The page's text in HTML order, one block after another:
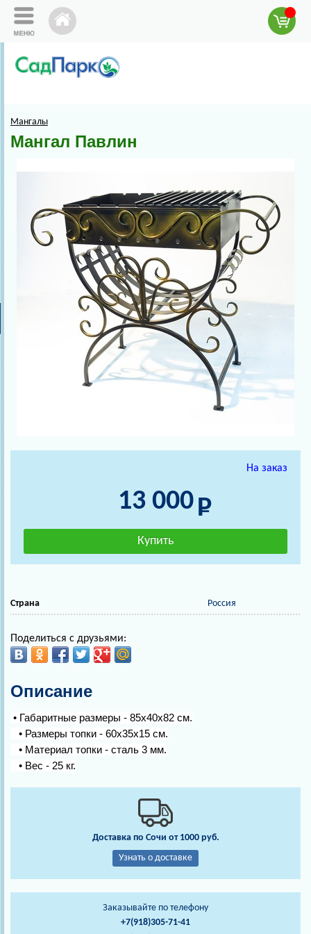
Мангалы
Мангал Павлин
На заказ
13 000
Страна Россия
Поделиться с друзьями:
Описание
• Габаритные размеры - 85х40х82 см.
• Размеры топки - 60х35х15 см.
• Материал топки - сталь 3 мм.
• Вес - 25 кг.
Доставка по Сочи от 1000 руб.
Узнать о доставке
Заказывайте по телефону
+7(918)305-71-41